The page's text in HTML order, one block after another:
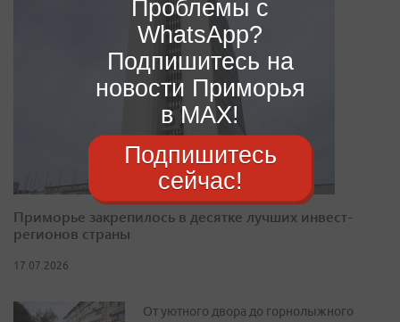
Приморье закрепилось в десятке лучших инвест-
регионов страны
17.07.2026
От уютного двора до горнолыжного
Проблемы с
WhatsApp?
Подпишитесь на
новости Приморья
в MAX!
Подпишитесь
сейчас!